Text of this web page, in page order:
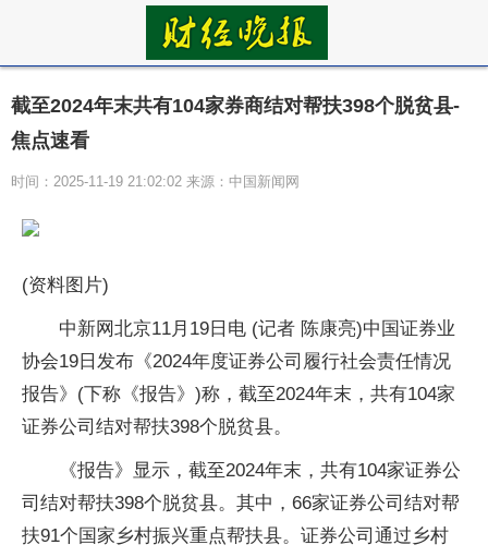
截至2024年末共有104家券商结对帮扶398个脱贫县-
焦点速看
时间：2025-11-19 21:02:02 来源：中国新闻网
(资料图片)
中新网北京11月19日电 (记者 陈康亮)中国证券业
协会19日发布《2024年度证券公司履行社会责任情况
报告》(下称《报告》)称，截至2024年末，共有104家
证券公司结对帮扶398个脱贫县。
《报告》显示，截至2024年末，共有104家证券公
司结对帮扶398个脱贫县。其中，66家证券公司结对帮
扶91个国家乡村振兴重点帮扶县。证券公司通过乡村